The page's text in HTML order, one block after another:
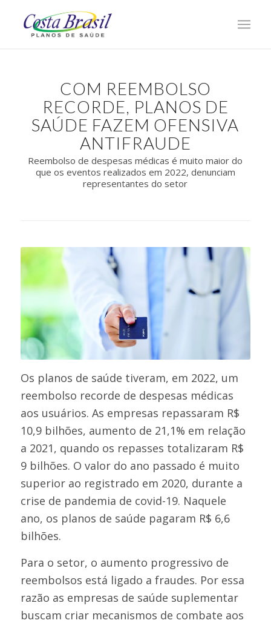
COM REEMBOLSO
RECORDE, PLANOS DE
SAÚDE FAZEM OFENSIVA
ANTIFRAUDE
Reembolso de despesas médicas é muito maior do
que os eventos realizados em 2022, denunciam
representantes do setor
Os planos de saúde tiveram, em 2022, um
reembolso recorde de despesas médicas
aos usuários. As empresas repassaram R$
10,9 bilhões, aumento de 21,1% em relação
a 2021, quando os repasses totalizaram R$
9 bilhões. O valor do ano passado é muito
superior ao registrado em 2020, durante a
crise de pandemia de covid-19. Naquele
ano, os planos de saúde pagaram R$ 6,6
bilhões.
Para o setor, o aumento progressivo de
reembolsos está ligado a fraudes. Por essa
razão as empresas de saúde suplementar
buscam criar mecanismos de combate aos